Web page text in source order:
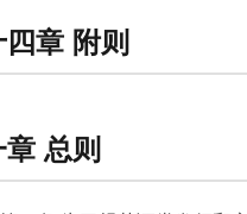
章 附则
总则